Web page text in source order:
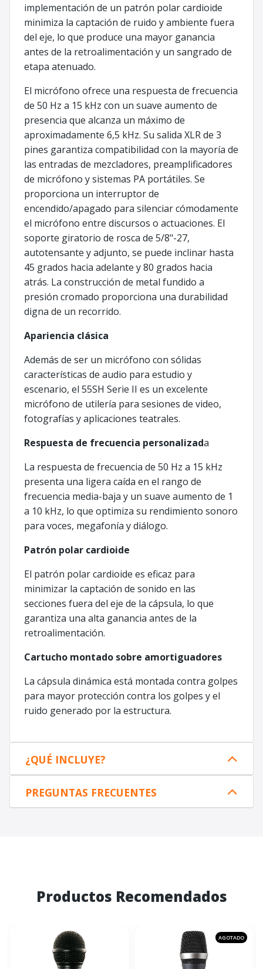
implementación de un patrón polar cardioide
minimiza la captación de ruido y ambiente fuera
del eje, lo que produce una mayor ganancia
antes de la retroalimentación y un sangrado de
etapa atenuado.
El micrófono ofrece una respuesta de frecuencia
de 50 Hz a 15 kHz con un suave aumento de
presencia que alcanza un máximo de
aproximadamente 6,5 kHz. Su salida XLR de 3
pines garantiza compatibilidad con la mayoría de
las entradas de mezcladores, preamplificadores
de micrófono y sistemas PA portátiles. Se
proporciona un interruptor de
encendido/apagado para silenciar cómodamente
el micrófono entre discursos o actuaciones. El
soporte giratorio de rosca de 5/8"-27,
autotensante y adjunto, se puede inclinar hasta
45 grados hacia adelante y 80 grados hacia
atrás. La construcción de metal fundido a
presión cromado proporciona una durabilidad
digna de un recorrido.
Apariencia clásica
Además de ser un micrófono con sólidas
características de audio para estudio y
escenario, el 55SH Serie II es un excelente
micrófono de utilería para sesiones de video,
fotografías y aplicaciones teatrales.
Respuesta de frecuencia personalizada
La respuesta de frecuencia de 50 Hz a 15 kHz
presenta una ligera caída en el rango de
frecuencia media-baja y un suave aumento de 1
a 10 kHz, lo que optimiza su rendimiento sonoro
para voces, megafonía y diálogo.
Patrón polar cardioide
El patrón polar cardioide es eficaz para
minimizar la captación de sonido en las
secciones fuera del eje de la cápsula, lo que
garantiza una alta ganancia antes de la
retroalimentación.
Cartucho montado sobre amortiguadores
La cápsula dinámica está montada contra golpes
para mayor protección contra los golpes y el
ruido generado por la estructura.
¿QUÉ INCLUYE?
PREGUNTAS FRECUENTES
Productos Recomendados
AGOTADO